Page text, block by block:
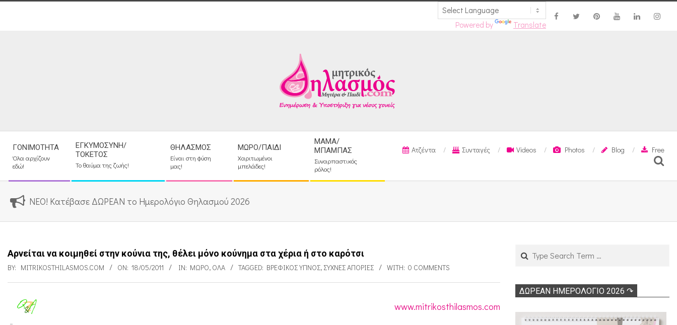
Powered by Translate
Navigation
Menu
ΓΟΝΙΜΌΤΗΤΑ
Όλα αρχίζουν
εδώ!
ΕΓΚΥΜΟΣΎΝΗ/
ΤΟΚΕΤΌΣ
Το θαύμα της ζωής!
ΘΗΛΑΣΜΌΣ
Είναι στη φύση
μας!
ΜΩΡΌ/ΠΑΙΔΊ
Χαριτωμένοι
μπελάδες!
ΜΑΜΆ/
ΜΠΑΜΠΆΣ
Συναρπαστικός
ρόλος!
Ατζέντα Συνταγές Videos Photos Blog
Free
Search
ΝΕΟ! Κατέβασε ΔΩΡΕΑΝ το Ημερολόγιο Θηλασμού 2026
Αρνείται να κοιμηθεί στην κούνια της, θέλει μόνο κούνημα στα χέρια ή στο καρότσι
BY: MITRIKOSTHILASMOS.COM ON: 18/05/2011 IN: ΜΩΡΌ, ΌΛΑ TAGGED: ΒΡΕΦΙΚΌΣ ΎΠΝΟΣ, ΣΥΧΝΈΣ ΑΠΟΡΊΕΣ WITH: 0 COMMENTS
www.mitrikosthilasmos.com
Search
ΔΩΡΕΑΝ ΗΜΕΡΟΛΟΓΙΟ 2026 ↷